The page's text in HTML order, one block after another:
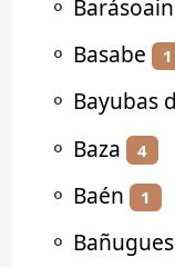
⚬ Barásoain
⚬ Basabe 1
⚬ Bayubas
⚬ Baza 4
⚬ Baén 1
⚬ Bañugues